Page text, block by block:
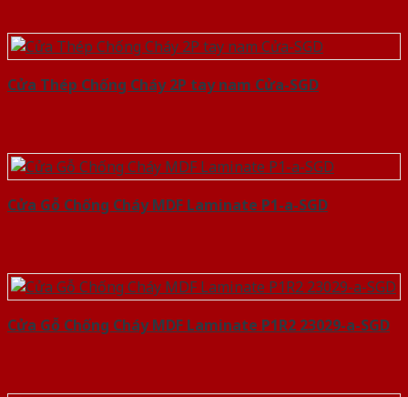
Cửa Thép Chống Cháy 2P tay nam Cửa-SGD
Cửa Gỗ Chống Cháy MDF Laminate P1-a-SGD
Cửa Gỗ Chống Cháy MDF Laminate P1R2 23029-a-SGD